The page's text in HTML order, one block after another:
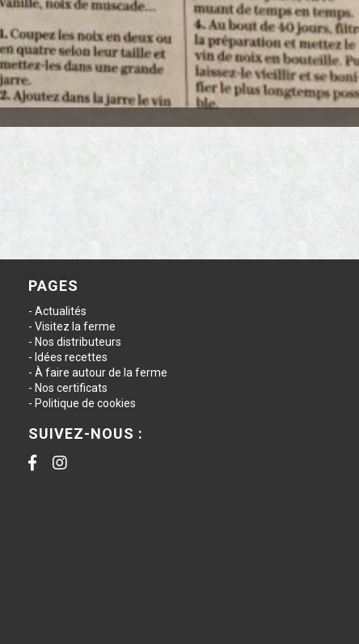
PAGES
Actualités
Visitez la ferme
Nos distributeurs
Idées recettes
À faire autour de la ferme
Nos certificats
Politique de cookies
SUIVEZ-NOUS :